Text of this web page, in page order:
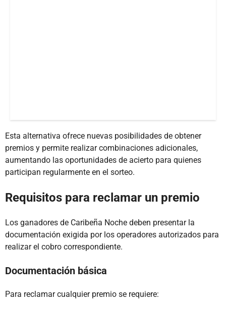
Esta alternativa ofrece nuevas posibilidades de obtener
premios y permite realizar combinaciones adicionales,
aumentando las oportunidades de acierto para quienes
participan regularmente en el sorteo.
Requisitos para reclamar un premio
Los ganadores de Caribeña Noche deben presentar la
documentación exigida por los operadores autorizados para
realizar el cobro correspondiente.
Documentación básica
Para reclamar cualquier premio se requiere: